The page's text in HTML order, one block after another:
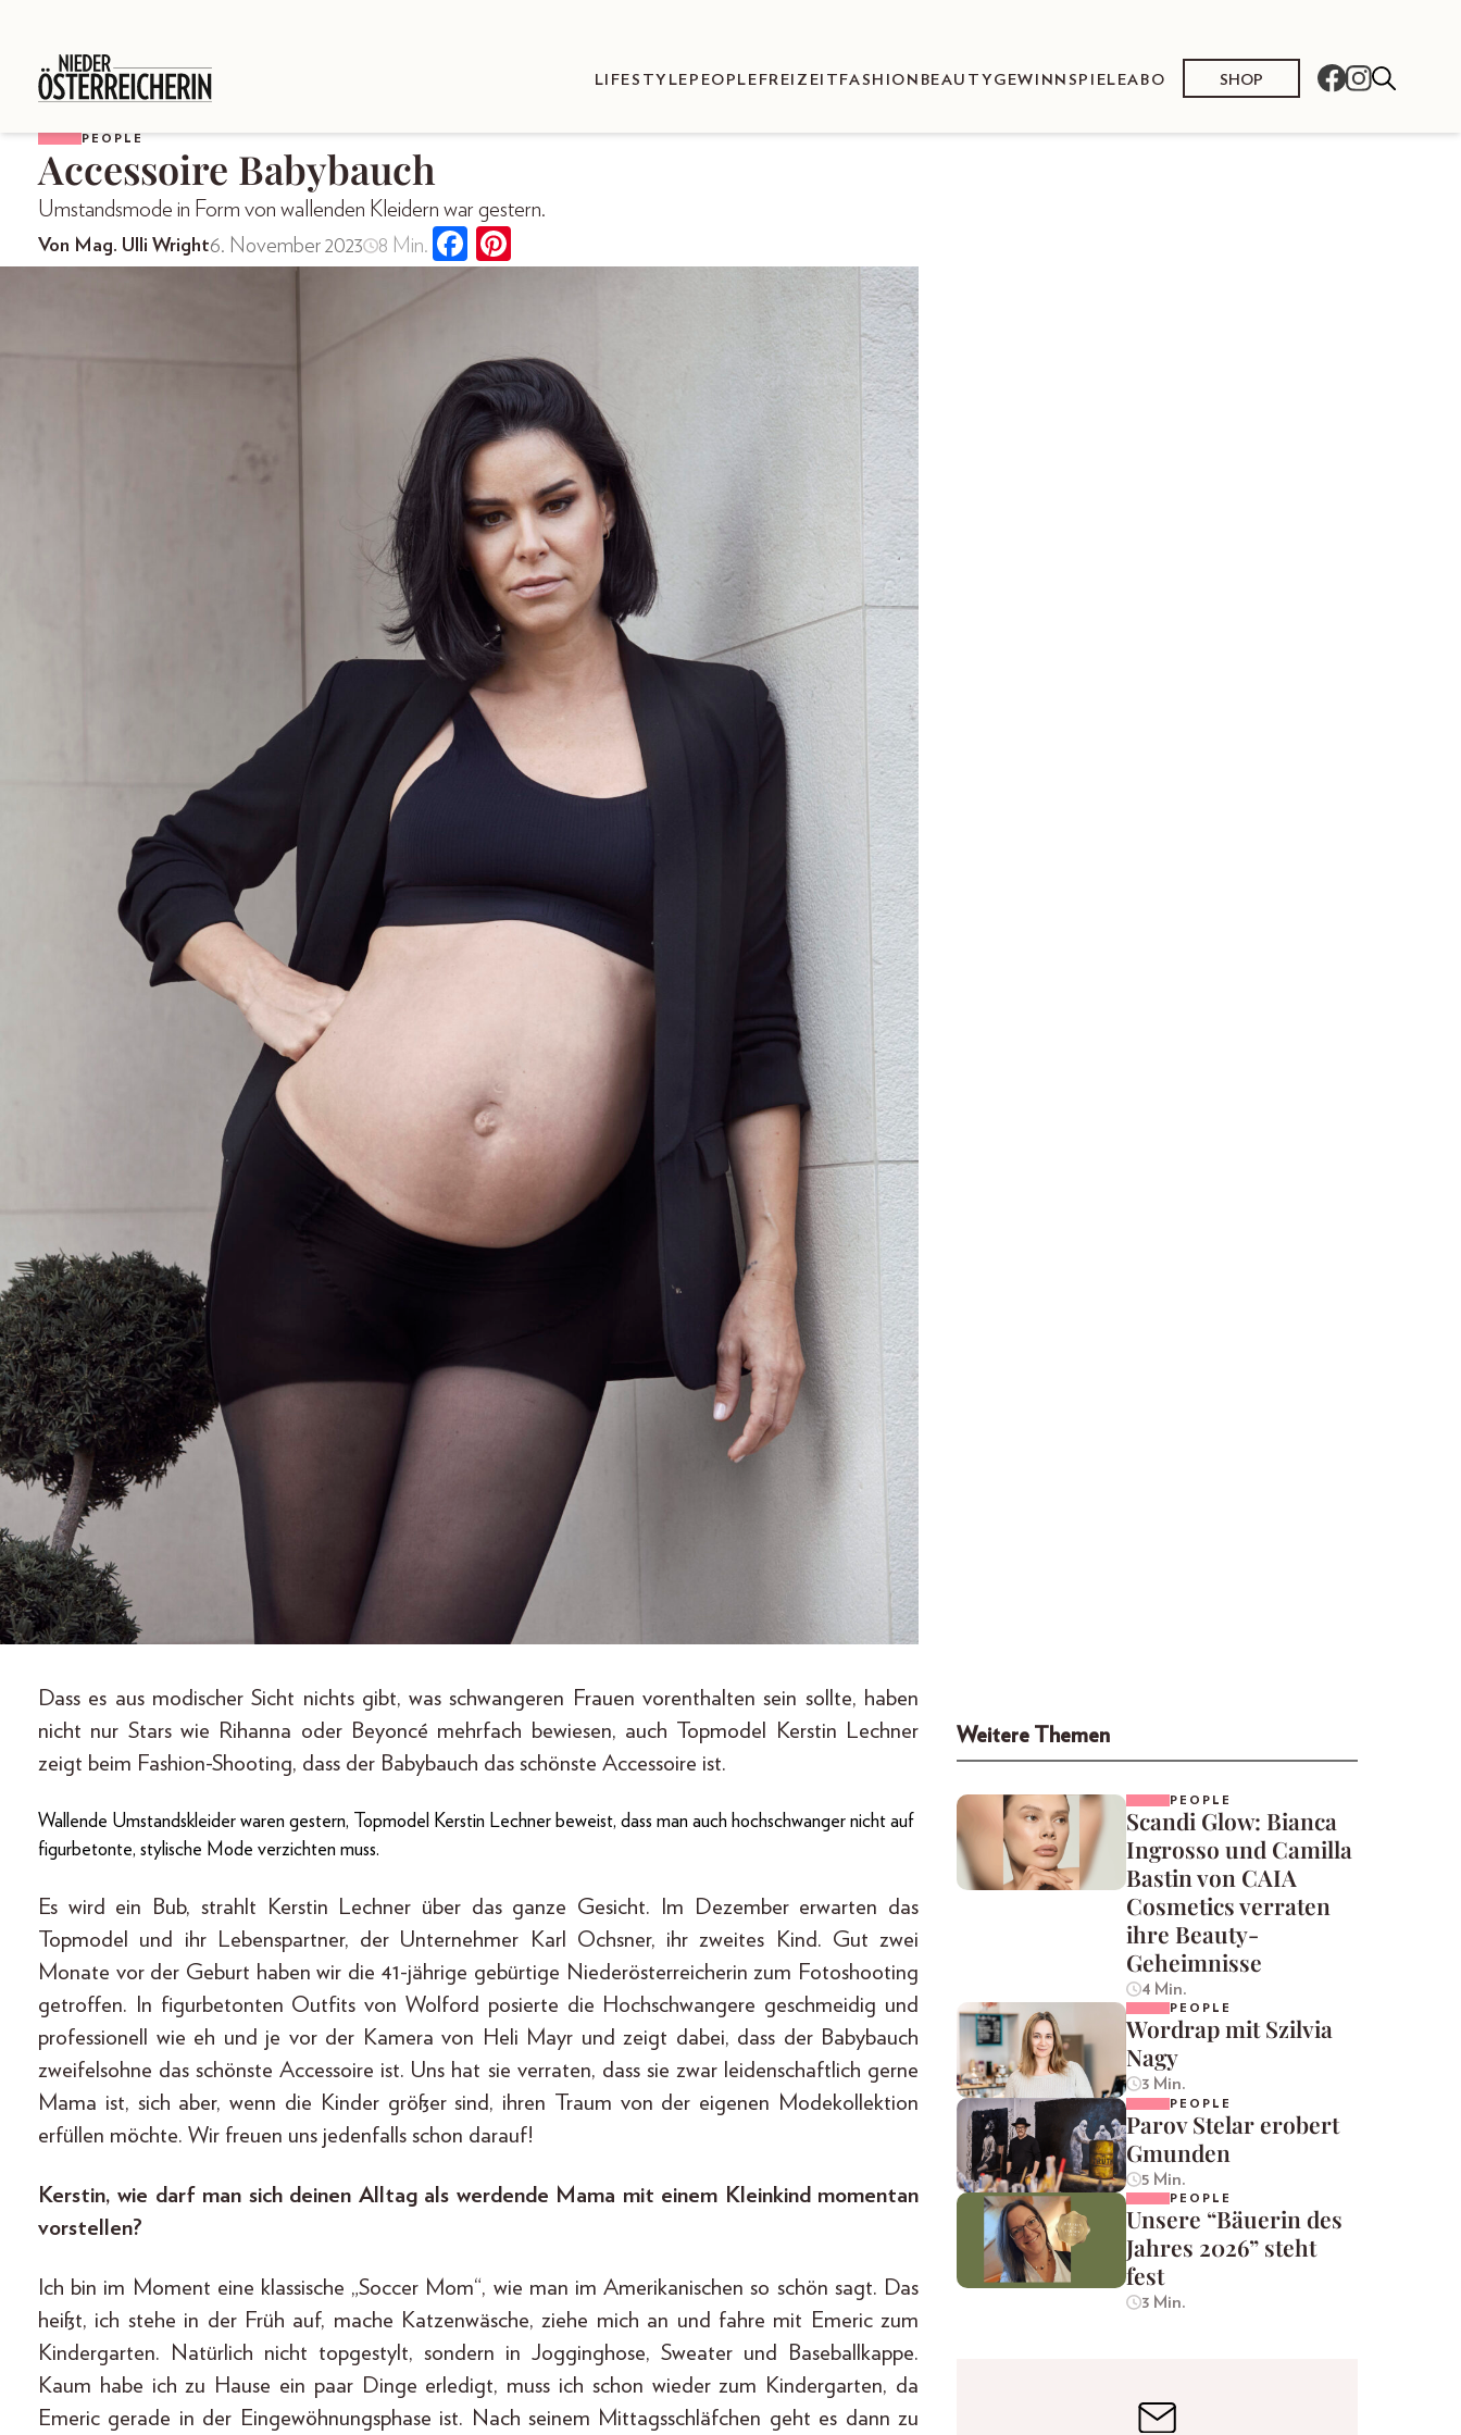
LIFESTYLE PEOPLE FREIZEIT FASHION BEAUTY GEWINNSPIELEABO SHOP
PEOPLE
Accessoire Babybauch
Umstandsmode in Form von wallenden Kleidern war gestern.
Von Mag. Ulli Wright6. November 2023 8 Min.
Dass es aus modischer Sicht nichts gibt, was schwangeren Frauen vorenthalten sein sollte, haben
nicht nur Stars wie Rihanna oder Beyoncé mehrfach bewiesen, auch Topmodel Kerstin Lechner
zeigt beim Fashion-Shooting, dass der Babybauch das schönste Accessoire ist.
Wallende Umstandskleider waren gestern, Topmodel Kerstin Lechner beweist, dass man auch hochschwanger nicht auf
figurbetonte, stylische Mode verzichten muss.
Es wird ein Bub, strahlt Kerstin Lechner über das ganze Gesicht. Im Dezember erwarten das
Topmodel und ihr Lebenspartner, der Unternehmer Karl Ochsner, ihr zweites Kind. Gut zwei
Monate vor der Geburt haben wir die 41-jährige gebürtige Niederösterreicherin zum Fotoshooting
getroffen. In figurbetonten Outfits von Wolford posierte die Hochschwangere geschmeidig und
professionell wie eh und je vor der Kamera von Heli Mayr und zeigt dabei, dass der Babybauch
zweifelsohne das schönste Accessoire ist. Uns hat sie verraten, dass sie zwar leidenschaftlich gerne
Mama ist, sich aber, wenn die Kinder größer sind, ihren Traum von der eigenen Modekollektion
erfüllen möchte. Wir freuen uns jedenfalls schon darauf!
Kerstin, wie darf man sich deinen Alltag als werdende Mama mit einem Kleinkind momentan
vorstellen?
Ich bin im Moment eine klassische „Soccer Mom“, wie man im Amerikanischen so schön sagt. Das
heißt, ich stehe in der Früh auf, mache Katzenwäsche, ziehe mich an und fahre mit Emeric zum
Kindergarten. Natürlich nicht topgestylt, sondern in Jogginghose, Sweater und Baseballkappe.
Kaum habe ich zu Hause ein paar Dinge erledigt, muss ich schon wieder zum Kindergarten, da
Emeric gerade in der Eingewöhnungsphase ist. Nach seinem Mittagsschläfchen geht es dann zu
Weitere Themen
PEOPLE
Scandi Glow: Bianca
Ingrosso und Camilla
Bastin von CAIA
Cosmetics verraten
ihre Beauty-
Geheimnisse
4 Min.
PEOPLE
Wordrap mit Szilvia
Nagy
3 Min.
PEOPLE
Parov Stelar erobert
Gmunden
5 Min.
PEOPLE
Unsere “Bäuerin des
Jahres 2026” steht
fest
3 Min.